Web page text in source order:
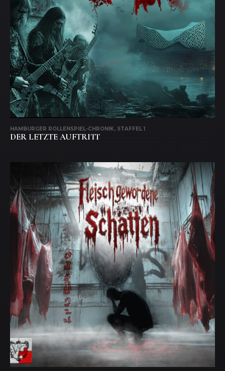
HAMBURGER ROLLENSPIEL-CHRONIK, STAFFEL 1
DER LETZTE AUFTRITT